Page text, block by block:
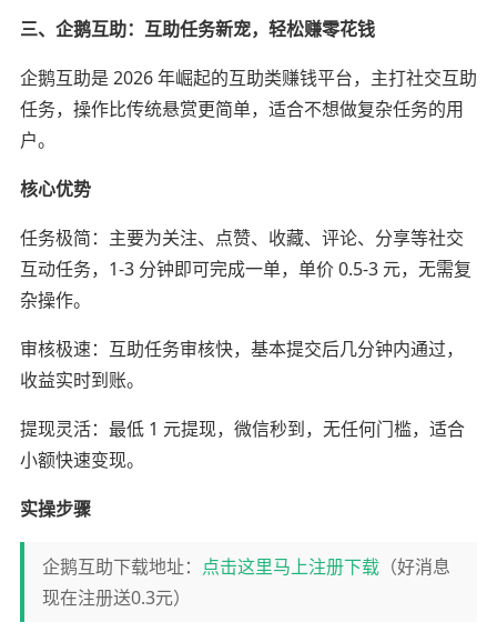
三、企鹅互助：互助任务新宠，轻松赚零花钱
企鹅互助是 2026 年崛起的互助类赚钱平台，主打社交互助
任务，操作比传统悬赏更简单，适合不想做复杂任务的用
户。
核心优势
任务极简：主要为关注、点赞、收藏、评论、分享等社交
互动任务，1-3 分钟即可完成一单，单价 0.5-3 元，无需复
杂操作。
审核极速：互助任务审核快，基本提交后几分钟内通过，
收益实时到账。
提现灵活：最低 1 元提现，微信秒到，无任何门槛，适合
小额快速变现。
实操步骤
企鹅互助下载地址： 点击这里马上注册下载（好消息
现在注册送0.3元）